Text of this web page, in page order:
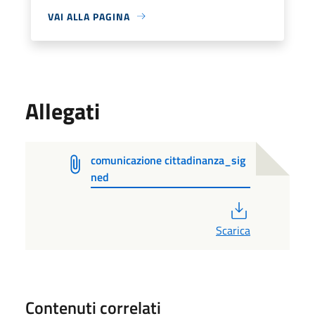
VAI ALLA PAGINA
Allegati
comunicazione cittadinanza_sig
ned
Scarica
Contenuti correlati